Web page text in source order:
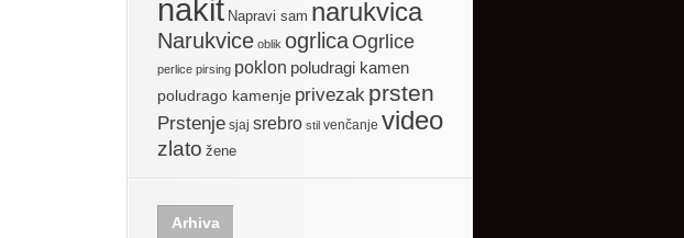
nakit Napravi sam narukvica
Narukvice oblik ogrlicaOgrlice
perlice pirsing poklon poludragi kamen
poludrago kamenje privezak prsten
Prstenje sjaj srebro stil venčanje video
zlato žene
Arhiva